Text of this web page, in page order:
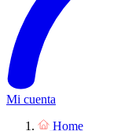
Mi cuenta
Home